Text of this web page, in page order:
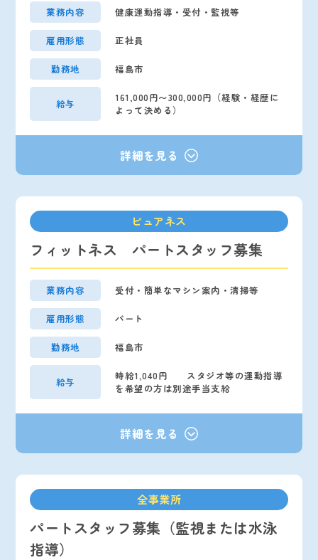
業務内容 健康運動指導・受付・監視等
雇用形態 正社員
勤務地 福島市
給与
161,000円〜300,000円（経験・経歴に
よって決める）
ピュアネス
フィットネス パートスタッフ募集
業務内容 受付・簡単なマシン案内・清掃等
雇用形態 パート
勤務地 福島市
給与
時給1,040円 スタジオ等の運動指導
を希望の方は別途手当支給
全事業所
パートスタッフ募集（監視または水泳
指導）